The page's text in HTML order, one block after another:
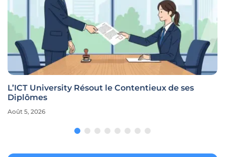
L’ICT University Résout le Contentieux de ses
Diplômes
Août 5, 2026